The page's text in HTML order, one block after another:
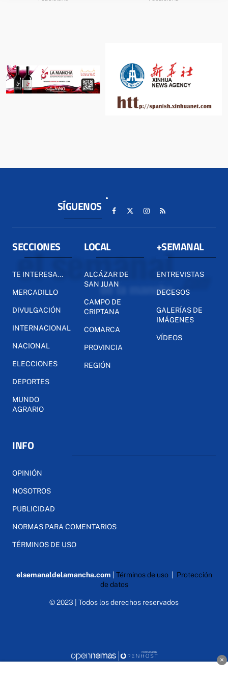
SÍGUENOS
SECCIONES
TE INTERESA...
MERCADILLO
DIVULGACIÓN
INTERNACIONAL
NACIONAL
ELECCIONES
DEPORTES
MUNDO
AGRARIO
LOCAL
ALCÁZAR DE
SAN JUAN
CAMPO DE
CRIPTANA
COMARCA
PROVINCIA
REGIÓN
+SEMANAL
ENTREVISTAS
DECESOS
GALERÍAS DE
IMÁGENES
VÍDEOS
INFO
OPINIÓN
NOSOTROS
PUBLICIDAD
NORMAS PARA COMENTARIOS
TÉRMINOS DE USO
elsemanaldelamancha.com Términos de uso| Protección
de datos
© 2023 | Todos los derechos reservados
×